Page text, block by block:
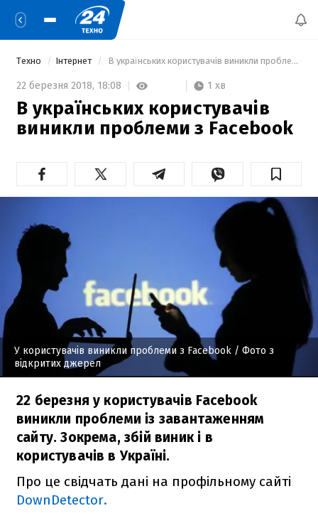
Техно Інтернет В українських користувачів виникли проблеми з Facebook
22 березня 2018, 18:08 1 хв
В українських користувачів
виникли проблеми з Facebook
У користувачів виникли проблеми з Facebook / Фото з
відкритих джерел
22 березня у користувачів Facebook
виникли проблеми із завантаженням
сайту. Зокрема, збій виник і в
користувачів в Україні.
Про це свідчать дані на профільному сайті
DownDetector.